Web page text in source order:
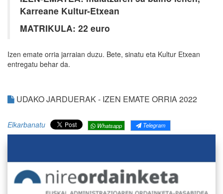
Karreane Kultur-Etxean
MATRIKULA: 22 euro
Izen emate orria jarraian duzu. Bete, sinatu eta Kultur Etxean
entregatu behar da.
UDAKO JARDUERAK - IZEN EMATE ORRIA 2022
Elkarbanatu Whatsapp Telegram